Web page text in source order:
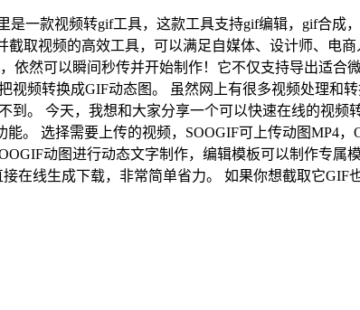
是一款视频转gif工具，这款工具支持gif编辑，gif合
取视频的高效工具，可以满足自媒体、设计师、电
然可以瞬间秒传并开始制作！它不仅支持导出适合
视频转换成GIF动态图。 虽然网上有很多视频处理和
。 今天，我想和大家分享一个可以快速在线的视频
。 选择需要上传的视频，SOOGIF可上传动图MP4
动图进行动态文字制作，编辑模板可以制作专
在线生成下载，非常简单省力。 如果你想截取它GIF